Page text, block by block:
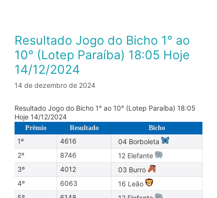
Resultado Jogo do Bicho 1° ao
10° (Lotep Paraíba) 18:05 Hoje
14/12/2024
14 de dezembro de 2024
Resultado Jogo do Bicho 1° ao 10° (Lotep Paraíba) 18:05
Hoje 14/12/2024
Prêmio Resultado Bicho
1º 4616
04 Borboleta
2º
8746
12 Elefante
3º
4012
03 Burro
4º
6063
16 Leão